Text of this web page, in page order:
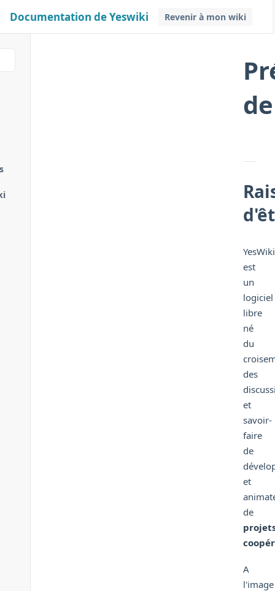
Documentation de Yeswiki Revenir à mon wiki
YesWiki
est
un
logiciel
libre
né
du
des
et
savoir-
faire
de
et
de
A
l'image